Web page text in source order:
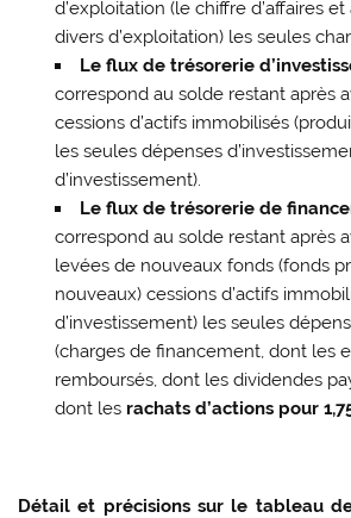
d’exploitation (le chiffre d’affaires
divers d’exploitation) les seules
Le flux de trésorerie
correspond au solde restant après
cessions d’actifs immobilisés
les seules dépenses
d’investissement).
Le flux de trésorerie de
correspond au solde restant après
levées de nouveaux fonds (fonds
nouveaux) cessions d’actifs
d’investissement) les seules
(charges de financement, dont les
remboursés, dont les dividendes
dont les rachats d’actions pour
Détail et précisions sur le tableau